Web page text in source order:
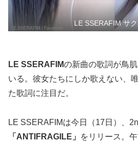
LE SSERAFIM サ
LE SSERAFIMの新曲の歌詞が鳥
いる。彼女たちにしか歌えない、
た歌詞に注目だ。
LE SSERAFIMは今日（17日）、
「ANTIFRAGILE」
をリリース。